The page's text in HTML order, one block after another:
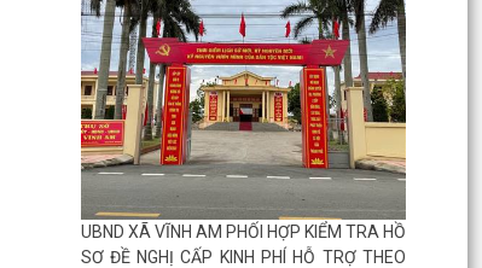
UBND XÃ VĨNH AM PHỐI HỢP KIỂM TRA HỒ
SƠ ĐỀ NGHỊ CẤP KINH PHÍ HỖ TRỢ THEO